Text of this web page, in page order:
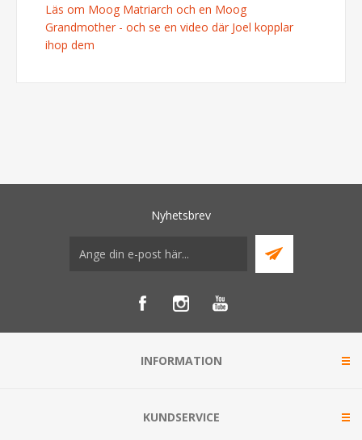
Läs om Moog Matriarch och en Moog
Grandmother - och se en video där Joel kopplar
ihop dem
Nyhetsbrev
INFORMATION
KUNDSERVICE